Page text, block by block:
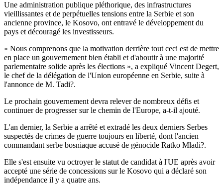
Une administration publique pléthorique, des infrastructures
vieillissantes et de perpétuelles tensions entre la Serbie et son
ancienne province, le Kosovo, ont entravé le développement du
pays et découragé les investisseurs.
« Nous comprenons que la motivation derrière tout ceci est de mettre
en place un gouvernement bien établi et d'aboutir à une majorité
parlementaire solide après les élections », a expliqué Vincent Degert,
le chef de la délégation de l'Union européenne en Serbie, suite à
l'annonce de M. Tadi?.
Le prochain gouvernement devra relever de nombreux défis et
continuer de progresser sur le chemin de l'Europe, a-t-il ajouté.
L'an dernier, la Serbie a arrêté et extradé les deux derniers Serbes
suspectés de crimes de guerre toujours en liberté, dont l'ancien
commandant serbe bosniaque accusé de génocide Ratko Mladi?.
Elle s'est ensuite vu octroyer le statut de candidat à l'UE après avoir
accepté une série de concessions sur le Kosovo qui a déclaré son
indépendance il y a quatre ans.